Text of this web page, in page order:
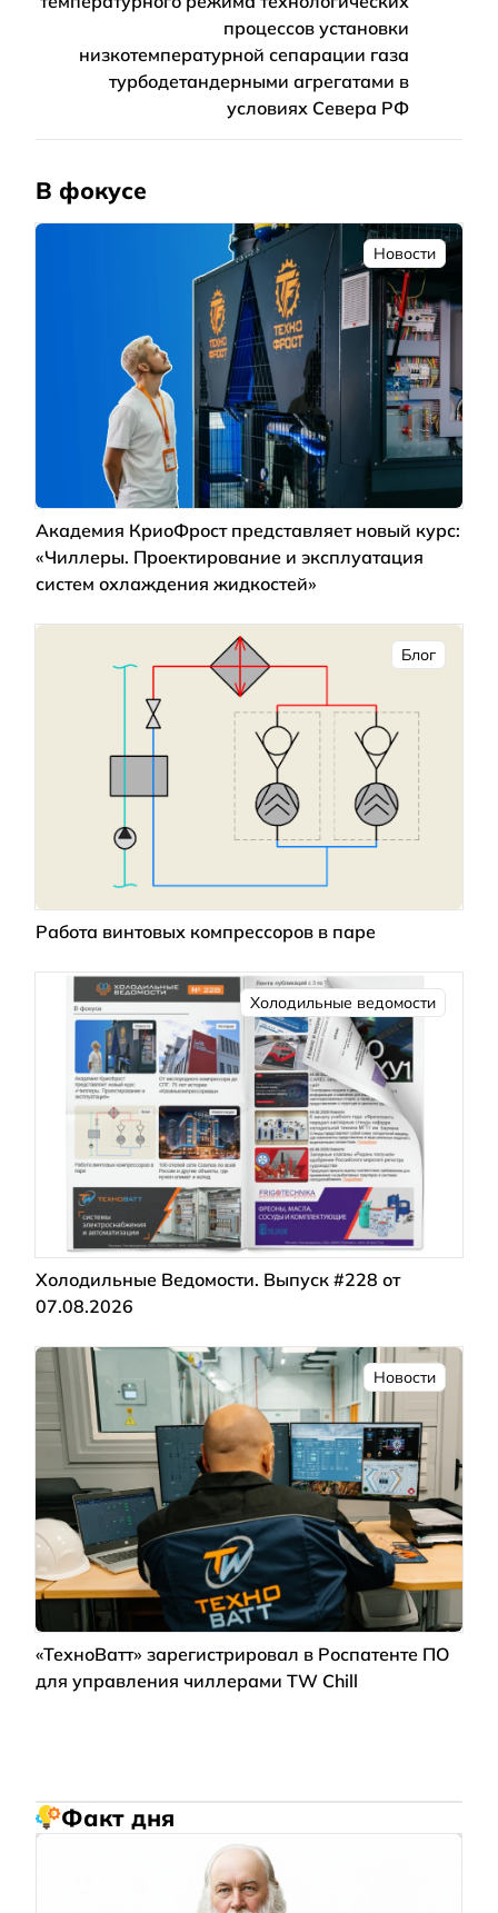
процессов установки
низкотемпературной сепарации газа
турбодетандерными агрегатами в
условиях Севера РФ
В фокусе
Новости
Академия КриоФрост представляет новый курс:
«Чиллеры. Проектирование и эксплуатация
систем охлаждения жидкостей»
Блог
Работа винтовых компрессоров в паре
Холодильные ведомости
Холодильные Ведомости. Выпуск #228 от
07.08.2026
Новости
«ТехноВатт» зарегистрировал в Роспатенте ПО
для управления чиллерами TW Chill
Факт дня